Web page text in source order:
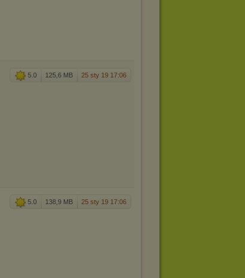
5.0 125,6 MB 25 sty 19 17:06
5.0 138,9 MB 25 sty 19 17:06